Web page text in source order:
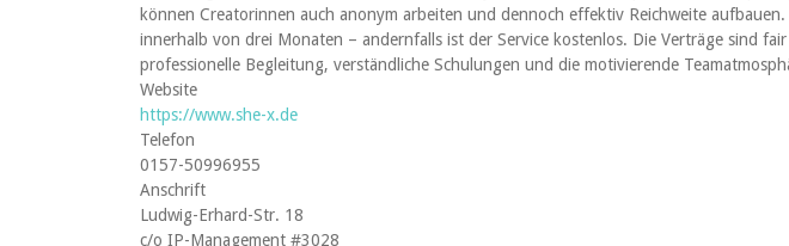
können Creatorinnen auch anonym arbeiten und dennoch effektiv Reichweite
innerhalb von drei Monaten – andernfalls ist der Service kostenlos. Die Verträge sind
professionelle Begleitung, verständliche Schulungen und die motivierende
Website
https://www.she-x.de
Telefon
0157-50996955
Anschrift
Ludwig-Erhard-Str. 18
c/o IP-Management #3028